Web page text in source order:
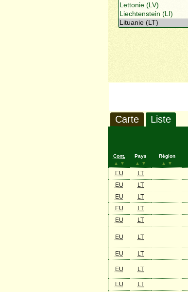
Carte Liste
Cont.
▲
▼
Pays
▲
▼
Région
▲
▼
EU LT
EU
LT
EU
LT
EU
LT
EU
LT
EU LT
EU LT
EU LT
EU LT